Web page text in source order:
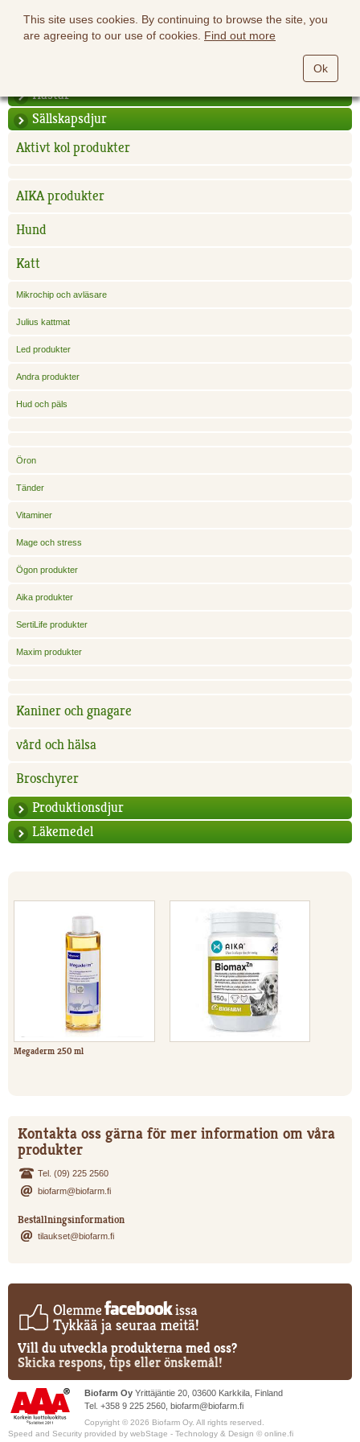
This site uses cookies. By continuing to browse the site, you
are agreeing to our use of cookies. Find out more
Ok
Hästar
Sällskapsdjur
Aktivt kol produkter
AIKA produkter
Hund
Katt
Mikrochip och avläsare
Julius kattmat
Led produkter
Andra produkter
Hud och päls
Öron
Tänder
Vitaminer
Mage och stress
Ögon produkter
Aika produkter
SertiLife produkter
Maxim produkter
Kaniner och gnagare
vård och hälsa
Broschyrer
Produktionsdjur
Läkemedel
Megaderm 250 ml
Kontakta oss gärna för mer information om våra
produkter
Tel. (09) 225 2560
biofarm@biofarm.fi
Beställningsinformation
tilaukset@biofarm.fi
Vill du utveckla produkterna med oss?
Skicka respons, tips eller önskemål!
Biofarm Oy Yrittäjäntie 20, 03600 Karkkila, Finland
Tel. +358 9 225 2560, biofarm@biofarm.fi
Copyright © 2026 Biofarm Oy. All rights reserved.
Speed and Security provided by webStage - Technology & Design © online.fi